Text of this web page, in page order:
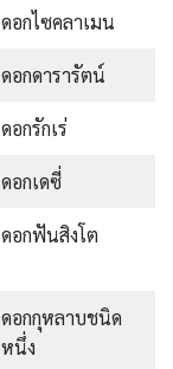
ดอกไซคลาเมน
ดอกดารารัตน์
ดอกรักเร่
ดอกเดซี่
ดอกฟันสิงโต
ดอกกุหลาบชนิด
หนึ่ง